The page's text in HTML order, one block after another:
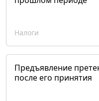
Налоги
Предъявление
после его принятия